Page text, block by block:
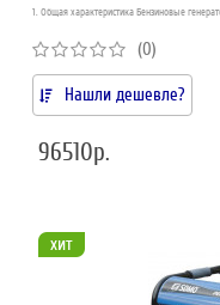
1. Общая характеристика Бензиновые
(0)
Нашли дешевле?
96510р.
хит